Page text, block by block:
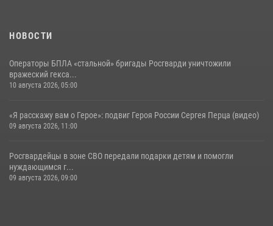
НОВОСТИ
Операторы БПЛА «стальной» бригады Росгварди уничтожили
вражеский гекса...
10 августа 2026, 05:00
«Я расскажу вам о Герое»: подвиг Героя России Сергея Перца (видео)
09 августа 2026, 11:00
Росгвардейцы в зоне СВО передали подарки детям и помогли
нуждающимся г...
09 августа 2026, 09:00